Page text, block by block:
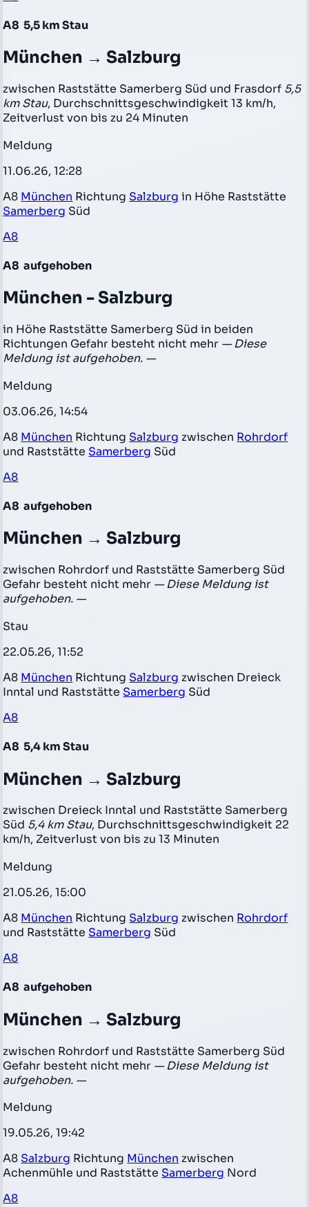
A8 5,5 km Stau
München → Salzburg
zwischen Raststätte Samerberg Süd und Frasdorf 5,5
km Stau, Durchschnittsgeschwindigkeit 13 km/h,
Zeitverlust von bis zu 24 Minuten
Meldung
11.06.26, 12:28
A8 München Richtung Salzburg in Höhe Raststätte
Samerberg Süd
A8
A8 aufgehoben
München - Salzburg
in Höhe Raststätte Samerberg Süd in beiden
Richtungen Gefahr besteht nicht mehr — Diese
Meldung ist aufgehoben. —
Meldung
03.06.26, 14:54
A8 München Richtung Salzburg zwischen Rohrdorf
und Raststätte Samerberg Süd
A8
A8 aufgehoben
München → Salzburg
zwischen Rohrdorf und Raststätte Samerberg Süd
Gefahr besteht nicht mehr — Diese Meldung ist
aufgehoben. —
Stau
22.05.26, 11:52
A8 München Richtung Salzburg zwischen Dreieck
Inntal und Raststätte Samerberg Süd
A8
A8 5,4 km Stau
München → Salzburg
zwischen Dreieck Inntal und Raststätte Samerberg
Süd 5,4 km Stau, Durchschnittsgeschwindigkeit 22
km/h, Zeitverlust von bis zu 13 Minuten
Meldung
21.05.26, 15:00
A8 München Richtung Salzburg zwischen Rohrdorf
und Raststätte Samerberg Süd
A8
A8 aufgehoben
München → Salzburg
zwischen Rohrdorf und Raststätte Samerberg Süd
Gefahr besteht nicht mehr — Diese Meldung ist
aufgehoben. —
Meldung
19.05.26, 19:42
A8 Salzburg Richtung München zwischen
Achenmühle und Raststätte Samerberg Nord
A8